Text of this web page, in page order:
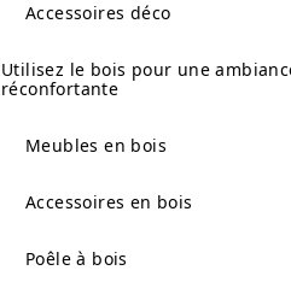
Accessoires déco
Utilisez le bois pour une
réconfortante
Meubles en bois
Accessoires en bois
Poêle à bois